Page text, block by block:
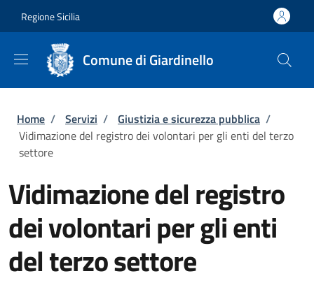
Regione Sicilia
Comune di Giardinello
Briciole di pane
Home / Servizi / Giustizia e sicurezza pubblica /
Vidimazione del registro dei volontari per gli enti del terzo
settore
Vidimazione del registro
dei volontari per gli enti
del terzo settore